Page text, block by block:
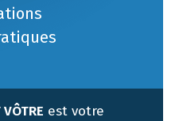
est votre